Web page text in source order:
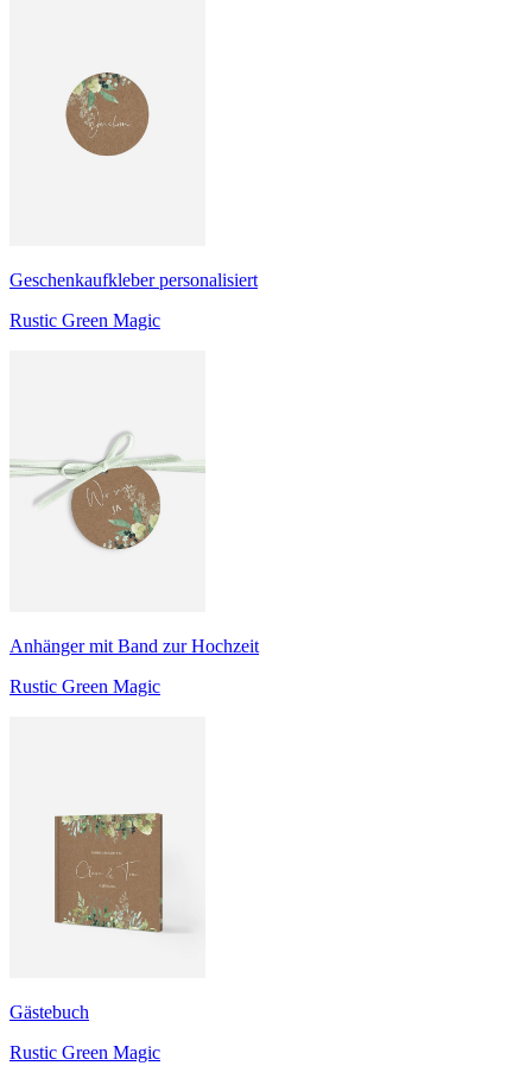
Geschenkaufkleber personalisiert
Rustic Green Magic
Anhänger mit Band zur Hochzeit
Rustic Green Magic
Gästebuch
Rustic Green Magic